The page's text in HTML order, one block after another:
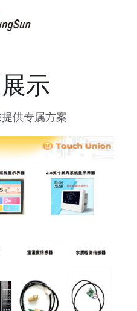
示
供专属方案